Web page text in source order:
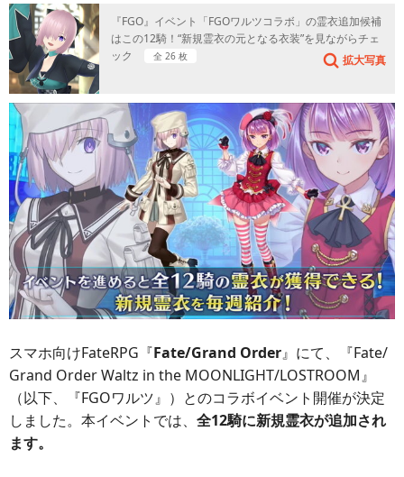
『FGO』イベント「FGOワルツコラボ」の霊衣追加候補
はこの12騎！“新規霊衣の元となる衣装”を見ながらチェ
ック
全 26 枚 拡大写真
スマホ向けFateRPG『Fate/Grand Order』にて、『Fate/
Grand Order Waltz in the MOONLIGHT/LOSTROOM』
（以下、『FGOワルツ』）とのコラボイベント開催が決定
しました。本イベントでは、 全12騎に新規霊衣が追加され
ます。